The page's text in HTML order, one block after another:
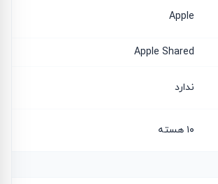
Apple
Apple Shared
ندارد
۱۰ هسته